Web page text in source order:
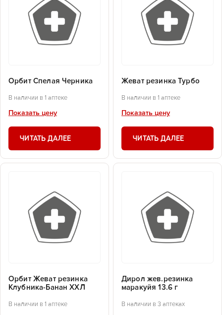
Орбит Спелая Черника
В наличии в 1 аптеке
Показать цену
ЧИТАТЬ ДАЛЕЕ
Жеват резинка Турбо
В наличии в 1 аптеке
Показать цену
ЧИТАТЬ ДАЛЕЕ
Орбит Жеват резинка
Клубника-Банан ХХЛ
В наличии в 1 аптеке
Дирол жев.резинка
маракуйя 13.6 г
В наличии в 3 аптеках